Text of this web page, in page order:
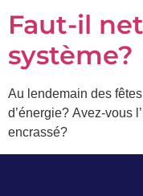
Faut-il
système?
Au lendemain des
d’énergie? Avez-vous
encrassé?
pourrez
vous
désabonner
en
temps
Je
m'abonne